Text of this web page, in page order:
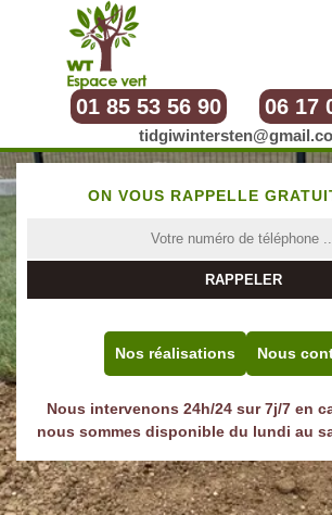
01 85 53 56 90 06 17
ON VOUS RAPPELLE
Nos réalisations Nous
Nous intervenons 24h/24 sur 7j/7 en
nous sommes disponible du lundi au